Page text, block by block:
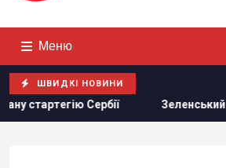
Меню
ШВИДКІ НОВИНИ
Зеленський: Українська